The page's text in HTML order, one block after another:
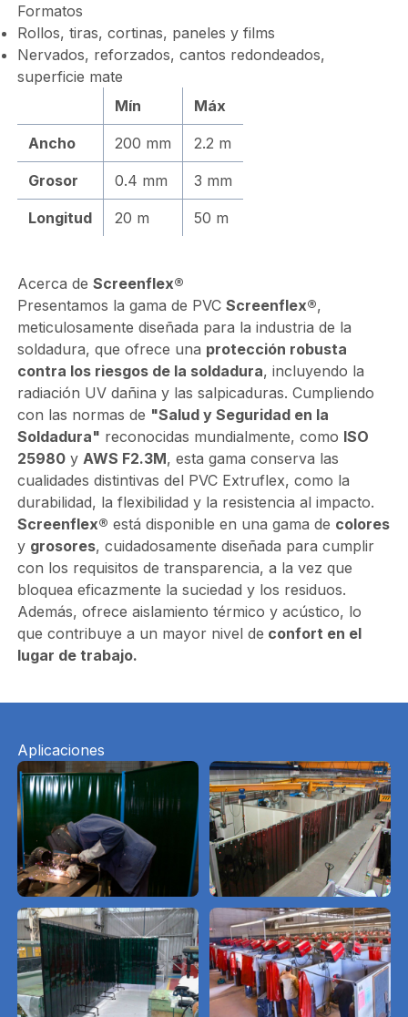
Formatos
Rollos, tiras, cortinas, paneles y films
Nervados, reforzados, cantos redondeados,
superficie mate
Mín
Máx
Ancho 200 mm 2.2 m
Grosor 0.4 mm 3 mm
Longitud 20 m 50 m
Acerca de Screenflex®
Presentamos la gama de PVC Screenflex®,
meticulosamente diseñada para la industria de la
soldadura, que ofrece una protección robusta
contra los riesgos de la soldadura, incluyendo la
radiación UV dañina y las salpicaduras. Cumpliendo
con las normas de "Salud y Seguridad en la
Soldadura" reconocidas mundialmente, como ISO
25980y AWS F2.3M, esta gama conserva las
cualidades distintivas del PVC Extruflex, como la
durabilidad, la flexibilidad y la resistencia al impacto.
Screenflex® está disponible en una gama de colores
y grosores, cuidadosamente diseñada para cumplir
con los requisitos de transparencia, a la vez que
bloquea eficazmente la suciedad y los residuos.
Además, ofrece aislamiento térmico y acústico, lo
que contribuye a un mayor nivel de confort en el
lugar de trabajo.
Aplicaciones